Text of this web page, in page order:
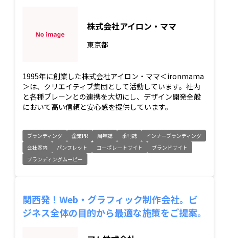
株式会社アイロン・ママ
東京都
1995年に創業した株式会社アイロン・ママ＜ironmama
＞は、クリエイティブ集団として活動しています。社内
と各種ブレーンとの連携を大切にし、デザイン開発全般
において高い信頼と安心感を提供しています。
ブランディング 企業PR 周年誌 季刊誌
インナーブランディング
会社案内
パンフレット コーポレートサイト
ブランドサイト
ブランディングムービー
関西発！Web・グラフィック制作会社。ビ
ジネス全体の目的から最適な施策をご提案。